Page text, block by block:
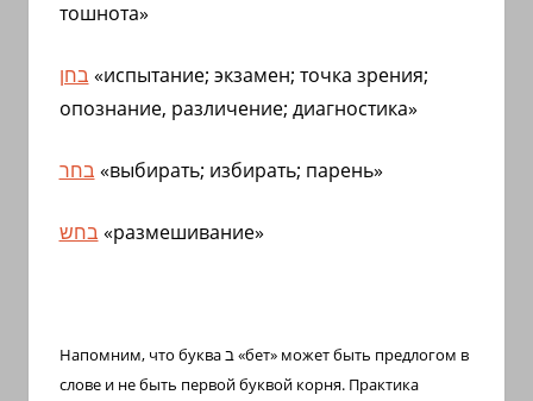
тошнота»
בחן «испытание; экзамен; точка зрения;
опознание, различение; диагностика»
בחר «выбирать; избирать; парень»
בחש «размешивание»
Напомним, что букваב«бет» может быть предлогом в
слове и не быть первой буквой корня. Практика